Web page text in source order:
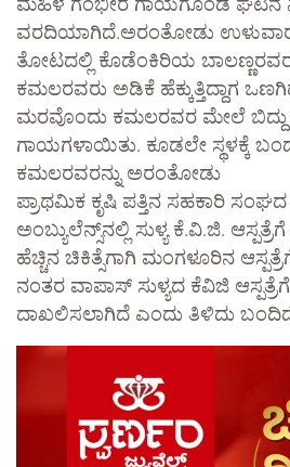
ಮಹಿಳೆ ಗಂಭೀರ ಗಾಯಗೊಂಡ ಘಟನೆ
ವರದಿಯಾಗಿದೆ.ಅರಂತೋಡು
ತೋಟದಲ್ಲಿ ಕೊಡೆಂಕಿರಿಯ ಬಾಲಣ್ಣರವರ
ಕಮಲರವರು ಅಡಿಕೆ ಹೆಕ್ಕುತ್ತಿದ್ದಾಗ
ಮರವೊಂದು ಕಮಲರವರ ಮೇಲೆ ಬಿದ್ದು
ಗಾಯಗಳಾಯಿತು. ಕೂಡಲೇ ಸ್ಥಳಕ್ಕೆ
ಕಮಲರವರನ್ನು ಅರಂತೋಡು
ಪ್ರಾಥಮಿಕ ಕೃಷಿ ಪತ್ತಿನ ಸಹಕಾರಿ ಸಂಘದ
ಅಂಬ್ಯುಲೆನ್ಸ್‌ನಲ್ಲಿ ಸುಳ್ಯ ಕೆ.ವಿ.ಜಿ.
ಹೆಚ್ಚಿನ ಚಿಕಿತ್ಸೆಗಾಗಿ ಮಂಗಳೂರಿನ
ನಂತರ ವಾಪಾಸ್ ಸುಳ್ಯದ ಕೆವಿಜಿ
ದಾಖಲಿಸಲಾಗಿದೆ ಎಂದು ತಿಳಿದು